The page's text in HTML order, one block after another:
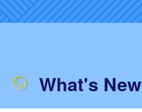
What's New